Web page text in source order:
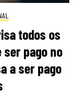
todos os
ser pago no
a ser pago